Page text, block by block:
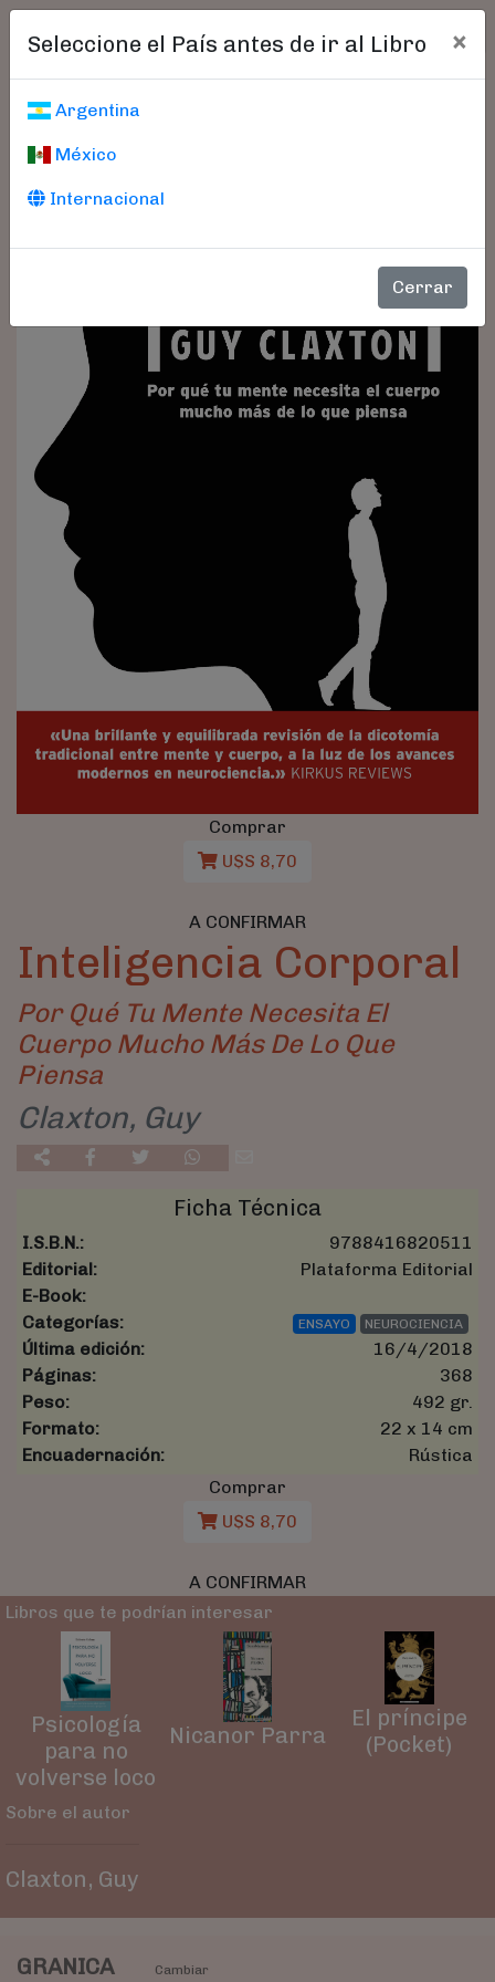
Seleccione el País antes de ir al Libro ×
Argentina
México
Internacional
Cerrar
Comprar
U$S 8,70
A CONFIRMAR
Inteligencia Corporal
Por Qué Tu Mente Necesita El
Cuerpo Mucho Más De Lo Que
Piensa
Claxton, Guy
Ficha Técnica
I.S.B.N.:
9788416820511
Editorial:
Plataforma Editorial
E-Book:
Categorías:
ENSAYO NEUROCIENCIA
Última edición:
16/4/2018
Páginas:
368
Peso:
492 gr.
Formato:
22 x 14 cm
Encuadernación:
Rústica
Comprar
U$S 8,70
A CONFIRMAR
Libros que te podrían interesar
Psicología
para no
volverse loco
Nicanor Parra
El príncipe
(Pocket)
Sobre el autor
Claxton, Guy
GRANICA Cambiar